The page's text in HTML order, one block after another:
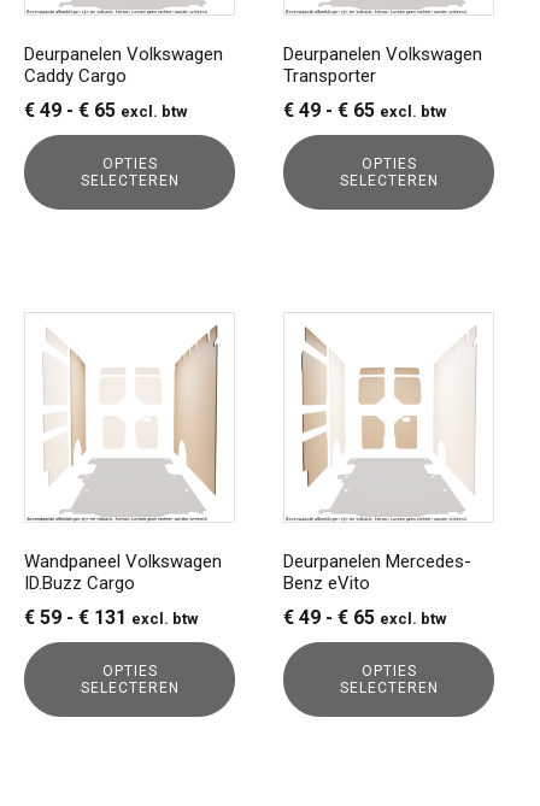
Deurpanelen Volkswagen
Caddy Cargo
€ 49 - € 65Prijsklasse:
€ 49
tot
excl. btw
OPTIES
SELECTEREN
kan
gekozen
worden
op
de
productpagina
Deurpanelen Volkswagen
Transporter
€ 49 - € 65Prijsklasse:
€ 49
tot
excl. btw
OPTIES
SELECTEREN
kan
gekozen
worden
op
de
productpagina
Wandpaneel Volkswagen
ID.Buzz Cargo
€ 59 - € 131 Prijsklasse:
€ 59
tot
excl. btw
OPTIES
SELECTEREN
product
meerdere
variaties.
Deze
kan
gekozen
worden
op
de
productpagina
Deurpanelen Mercedes-
Benz eVito
€ 49 - € 65Prijsklasse:
€ 49
tot
excl. btw
OPTIES
SELECTEREN
product
meerdere
variaties.
Deze
kan
gekozen
worden
op
de
productpagina